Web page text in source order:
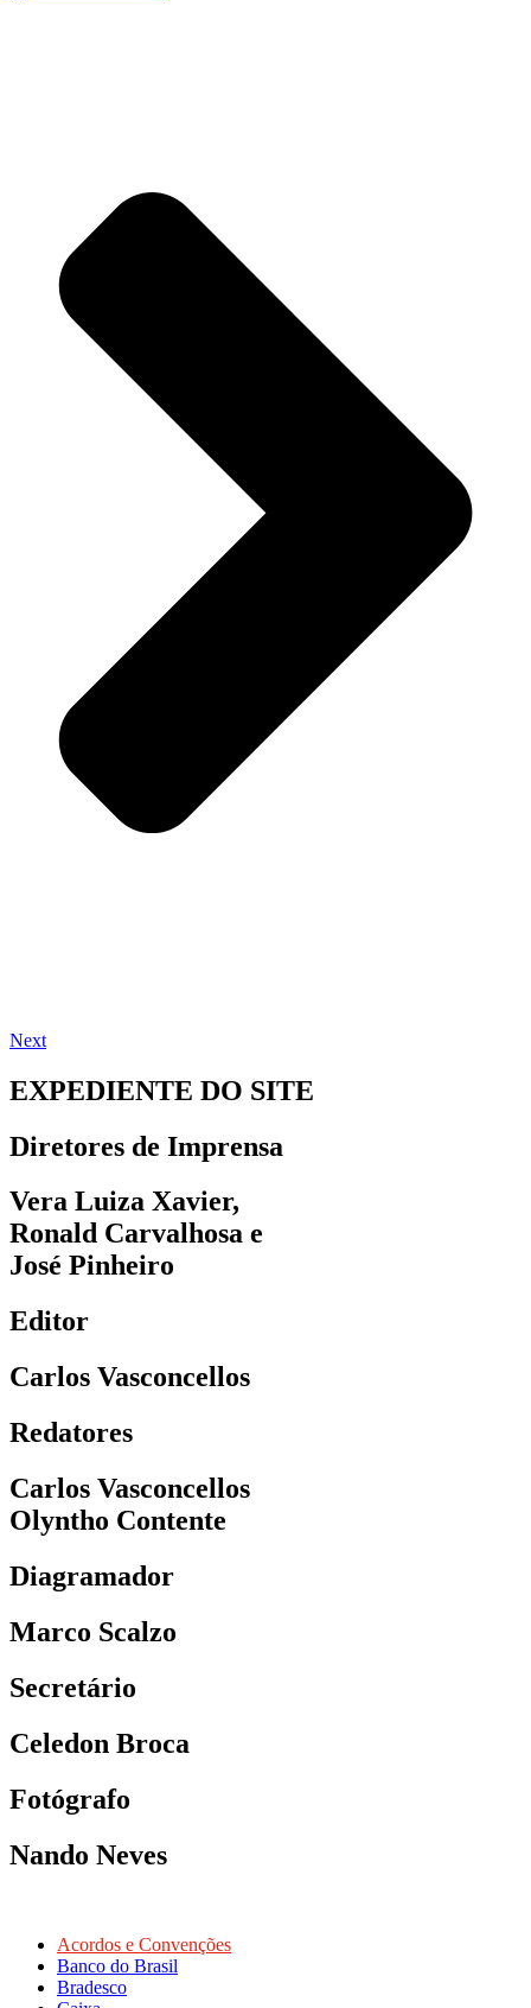
Next
EXPEDIENTE DO SITE
Diretores de Imprensa
Vera Luiza Xavier,
Ronald Carvalhosa e
José Pinheiro
Editor
Carlos Vasconcellos
Redatores
Carlos Vasconcellos
Olyntho Contente
Diagramador
Marco Scalzo
Secretário
Celedon Broca
Fotógrafo
Nando Neves
Acordos e Convenções
Banco do Brasil
Bradesco